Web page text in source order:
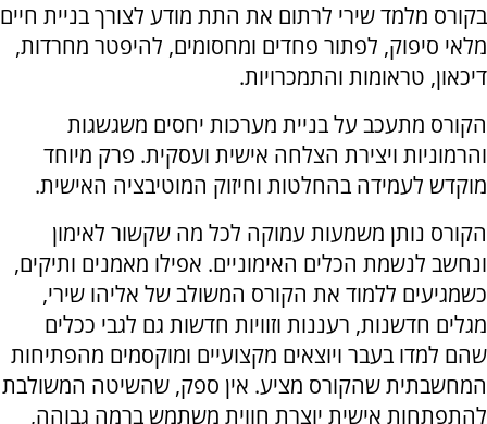
בקורס מלמד שירי לרתום את התת מודע לצורך בניית חיים
מלאי סיפוק, לפתור פחדים ומחסומים, להיפטר מחרדות,
דיכאון, טראומות והתמכרויות.
הקורס מתעכב על בניית מערכות יחסים משגשגות
והרמוניות ויצירת הצלחה אישית ועסקית. פרק מיוחד
מוקדש לעמידה בהחלטות וחיזוק המוטיבציה האישית.
הקורס נותן משמעות עמוקה לכל מה שקשור לאימון
ונחשב לנשמת הכלים האימוניים. אפילו מאמנים ותיקים,
כשמגיעים ללמוד את הקורס המשולב של אליהו שירי,
מגלים חדשנות, רעננות וזוויות חדשות גם לגבי ככלים
שהם למדו בעבר ויוצאים מקצועיים ומוקסמים מהפתיחות
המחשבתית שהקורס מציע. אין ספק, שהשיטה המשולבת
להתפתחות אישית יוצרת חווית משתמש ברמה גבוהה,